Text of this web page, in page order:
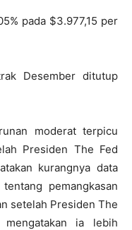
pada $3.977,15 per
Desember ditutup
moderat terpicu
Presiden The Fed
kurangnya data
pemangkasan
setelah Presiden The
ia lebih